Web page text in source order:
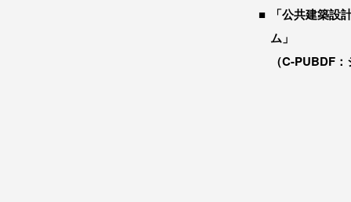
「公共建築設
ム」
（C-PUBDF